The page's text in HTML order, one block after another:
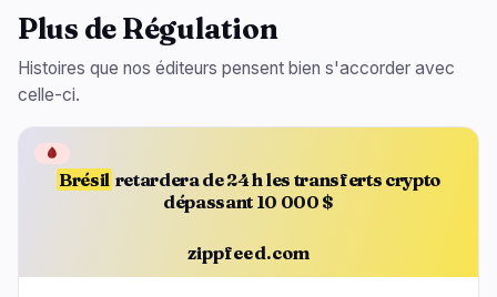
Plus de Régulation
Histoires que nos éditeurs pensent bien s'accorder avec
celle-ci.
Brésil retardera de 24 h les transferts crypto
dépassant 10 000 $
zippfeed.com
🩸